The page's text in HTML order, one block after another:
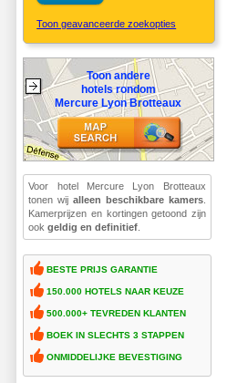
Toon geavanceerde zoekopties
Toon andere
hotels rondom
Mercure Lyon Brotteaux
Voor hotel Mercure Lyon Brotteaux
tonen wijalleen beschikbare kamers.
Kamerprijzen en kortingen getoond zijn
ookgeldig en definitief
BESTE PRIJS GARANTIE
150.000 HOTELS NAAR KEUZE
500.000+ TEVREDEN KLANTEN
BOEK IN SLECHTS 3 STAPPEN
ONMIDDELIJKE BEVESTIGING